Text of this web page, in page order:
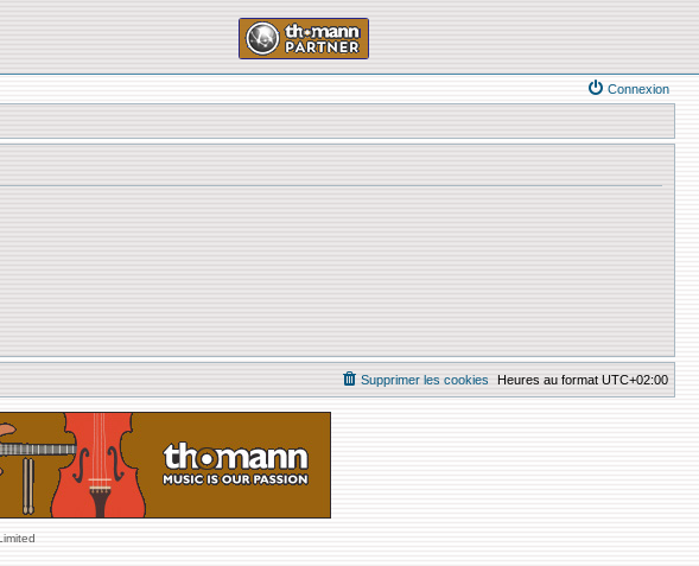
Connexion
Heures au format UTC+02:00
Supprimer les cookies